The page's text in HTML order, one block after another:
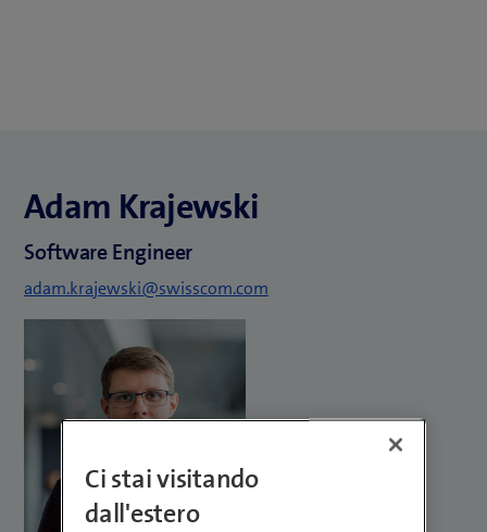
Adam Krajewski
Software Engineer
adam.krajewski@swisscom.com
Ci stai visitando
dall'estero